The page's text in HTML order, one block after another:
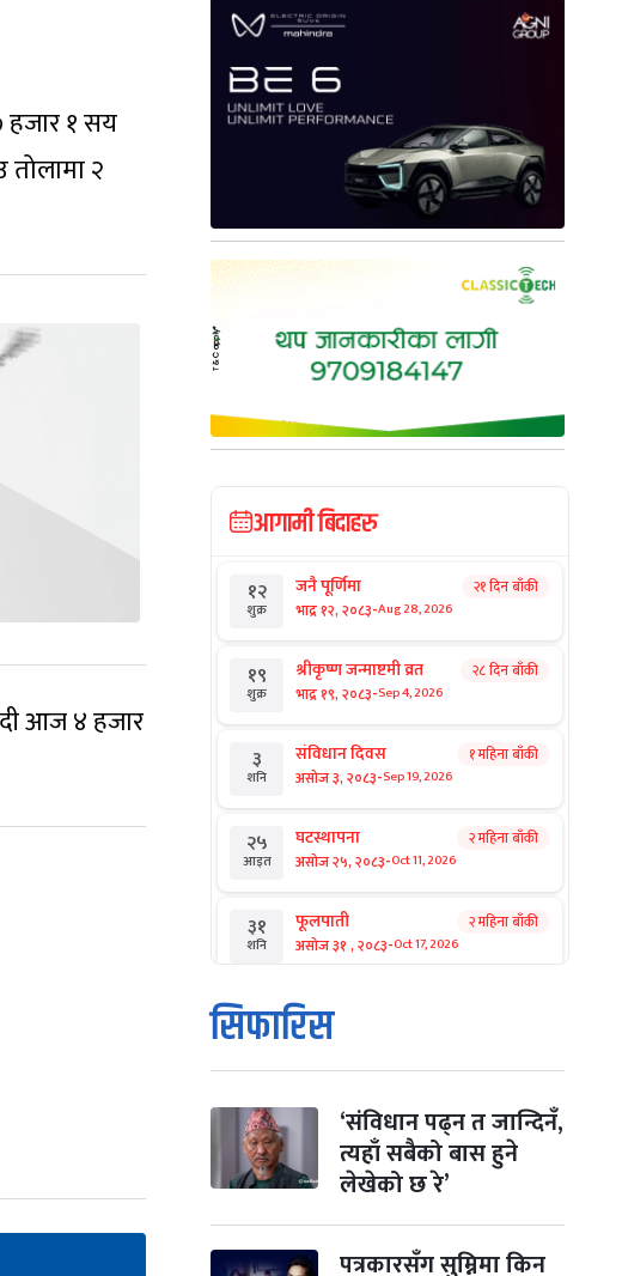
हजार १ सय
२
आज ४ हजार
आगामी बिदाहरु
१२
शुक्र
जनै पूर्णिमा
भाद्र १२, २०८३-Aug 28, 2026
२१ दिन बाँकी
१९
शुक्र
श्रीकृष्ण जन्माष्टमी व्रत
भाद्र १९, २०८३-Sep 4, 2026
२८ दिन बाँकी
३
शनि
संविधान दिवस
असोज ३, २०८३-Sep 19, 2026
१ महिना बाँकी
२५
आइत
घटस्थापना
असोज २५, २०८३-Oct 11, 2026
२ महिना बाँकी
३१
शनि
फूलपाती
असोज ३१ , २०८३-Oct 17, 2026
२ महिना बाँकी
१
आइत
कार्तिक सङ्क्रान्ति
कार्तिक १, २०८३
मंगल कार्तिक ३, २०८३-Oct 20, 2026
४ विजयादशमी
कार्तिक ४, २०८३-Oct 21, 2026
२ महिना बाँकी
५ पापा‌ङ्कुशा एकादशी व्रत २ महिना बाँकी
सिफारिस
‘संविधान पढ्न त जान्दिनँ,
त्यहाँ सबैको बास हुने
लेखेको छ रे’
पत्रकारसँग सुम्निमा किन